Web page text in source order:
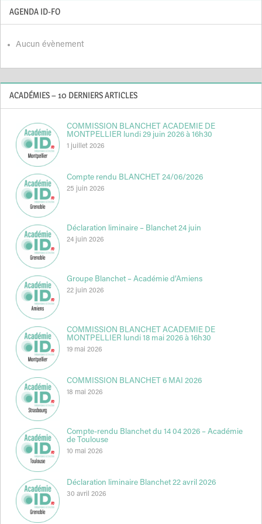
AGENDA ID-FO
Aucun évènement
ACADÉMIES – 10 DERNIERS ARTICLES
COMMISSION BLANCHET ACADEMIE DE
MONTPELLIER lundi 29 juin 2026 à 16h30
1 juillet 2026
Compte rendu BLANCHET 24/06/2026
25 juin 2026
Déclaration liminaire – Blanchet 24 juin
24 juin 2026
Groupe Blanchet – Académie d’Amiens
22 juin 2026
COMMISSION BLANCHET ACADEMIE DE
MONTPELLIER lundi 18 mai 2026 à 16h30
19 mai 2026
COMMISSION BLANCHET 6 MAI 2026
18 mai 2026
Compte-rendu Blanchet du 14 04 2026 – Académie
de Toulouse
10 mai 2026
Déclaration liminaire Blanchet 22 avril 2026
30 avril 2026